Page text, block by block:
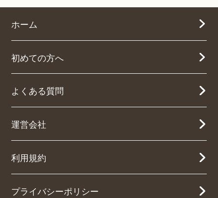
ホーム
初めての方へ
よくある質問
運営会社
利用規約
プライバシーポリシー